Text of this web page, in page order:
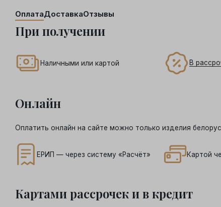
Оплата
При получении
Наличными или картой В
Онлайн
Оплатить онлайн на сайте можно только изделия
ЕРИП — через систему «Расчёт» Картой
Картами рассрочек и в кредит
ДоставкаОтзывы